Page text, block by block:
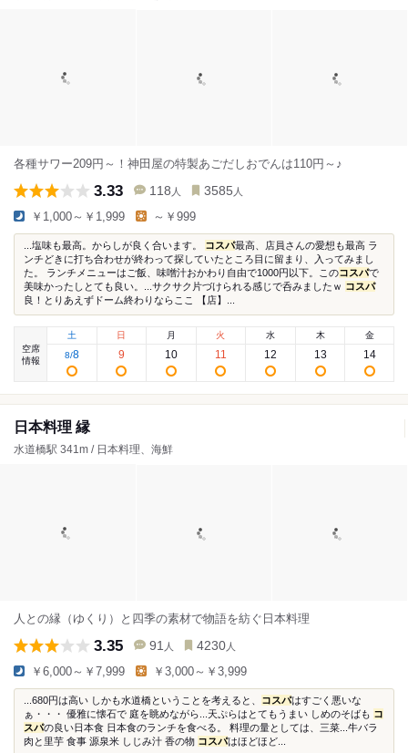
各種サワー209円～！神田屋の特製あごだしおでんは110円～♪
3.33 118 人 3585 人
￥1,000～￥1,999 ～￥999
...塩味も最高。からしが良く合います。 コスパ最高、店員さんの愛想も最高 ラ
ンチどきに打ち合わせが終わって探していたところ目に留まり、入ってみまし
た。 ランチメニューはご飯、味噌汁おかわり自由で1000円以下。このコスパで
美味かったしとても良い。...サクサク片づけられる感じで呑みましたｗ コスパ
良！とりあえずドーム終わりならここ 【店】...
空席
情報
土
8/8
日
9
月
10
火
11
水
12
木
13
金
14
日本料理 縁
水道橋駅 341m / 日本料理、海鮮
人との縁（ゆくり）と四季の素材で物語を紡ぐ日本料理
3.35 91 人 4230 人
￥6,000～￥7,999 ￥3,000～￥3,999
...680円は高い しかも水道橋ということを考えると、 コスパはすごく悪いな
ぁ・・・ 優雅に懐石で 庭を眺めながら...天ぷらはとてもうまい しめのそばも コ
スパの良い日本食 日本食のランチを食べる。 料理の量としては、三菜...牛バラ
肉と里芋 食事 源泉米 しじみ汁 香の物 コスパはほどほど...